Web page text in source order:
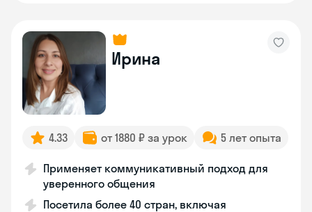
Ирина
4.33 от 1880 ₽ за урок 5 лет опыта
Применяет коммуникативный подход для
уверенного общения
Посетила более 40 стран, включая